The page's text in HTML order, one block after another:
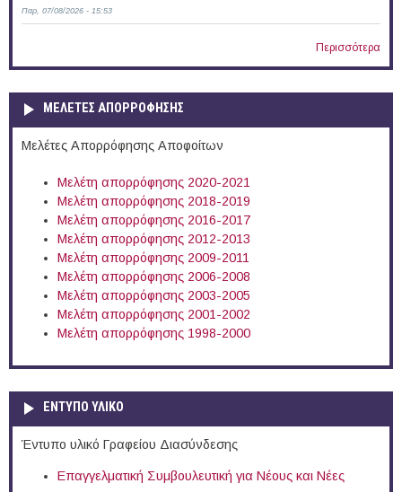
Παρ, 07/08/2026 - 15:53
Περισσότερα
ΜΕΛΕΤΕΣ ΑΠΟΡΡΟΦΗΣΗΣ
Μελέτες Απορρόφησης Αποφοίτων
Μελέτη απορρόφησης 2020-2021
Μελέτη απορρόφησης 2018-2019
Μελέτη απορρόφησης 2016-2017
Μελέτη απορρόφησης 2012-2013
Μελέτη απορρόφησης 2009-2011
Μελέτη απορρόφησης 2006-2008
Μελέτη απορρόφησης 2003-2005
Μελέτη απορρόφησης 2001-2002
Μελέτη απορρόφησης 1998-2000
ΕΝΤΥΠΟ ΥΛΙΚΟ
Έντυπο υλικό Γραφείου Διασύνδεσης
Επαγγελματική Συμβουλευτική για Νέους και Νέες